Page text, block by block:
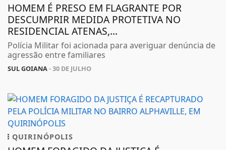
HOMEM É PRESO EM FLAGRANTE POR
DESCUMPRIR MEDIDA PROTETIVA NO
RESIDENCIAL ATENAS,...
Polícia Militar foi acionada para averiguar denúncia de
agressão entre familiares
SUL GOIANA- 30 DE JULHO
QUIRINÓPOLIS